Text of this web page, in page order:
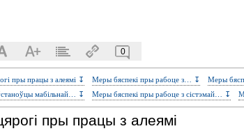
0
пры працы з алеямі ↧ Меры бяспекі пры рабоце з… ↧
Меры
мабільнай… ↧
Меры бяспекі пры рабоце з сістэмай… ↧
пры працы з алеямі